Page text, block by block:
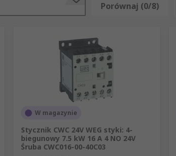
Porównaj (0/8)
W magazynie
Stycznik CWC 24V WEG styki: 4-
biegunowy 7.5 kW 16 A 4 NO 24V
Śruba CWC016-00-40C03